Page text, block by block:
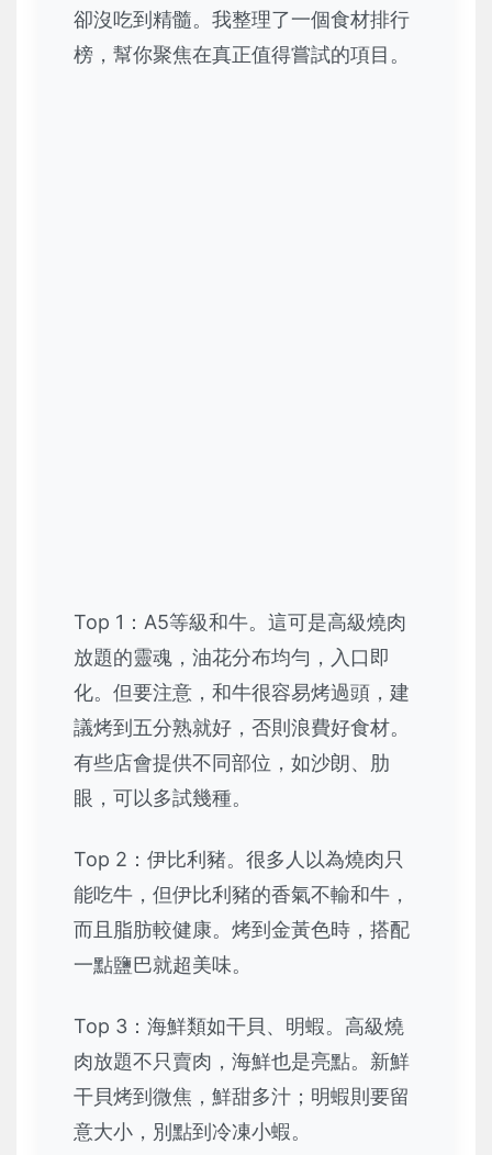
卻沒吃到精髓。我整理了一個食材排行
榜，幫你聚焦在真正值得嘗試的項目。
Top 1：A5等級和牛。這可是高級燒肉
放題的靈魂，油花分布均勻，入口即
化。但要注意，和牛很容易烤過頭，建
議烤到五分熟就好，否則浪費好食材。
有些店會提供不同部位，如沙朗、肋
眼，可以多試幾種。
Top 2：伊比利豬。很多人以為燒肉只
能吃牛，但伊比利豬的香氣不輸和牛，
而且脂肪較健康。烤到金黃色時，搭配
一點鹽巴就超美味。
Top 3：海鮮類如干貝、明蝦。高級燒
肉放題不只賣肉，海鮮也是亮點。新鮮
干貝烤到微焦，鮮甜多汁；明蝦則要留
意大小，別點到冷凍小蝦。